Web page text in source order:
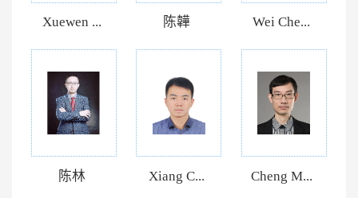
Xuewen ... 陈韡 Wei Che...
陈林 Xiang C... Cheng M...